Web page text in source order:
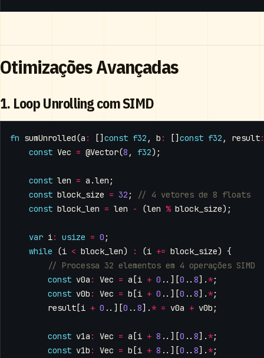
Otimizações Avançadas
1. Loop Unrolling com SIMD
fn sumUnrolled(a : [] const f32 , b : [] const f32 , result:
const Vec = @Vector(8 , f32);
const len = a .len ;
const block_size = 32 ;
const block_len = len - (len % block_size);
var i: usize = 0 ;
while
(i < block_len) : (i += block_size) {
const v0a : Vec = a [i + 0 ..][0 .. 8]. *;
const v0b : Vec = b [i + 0 ..][0 .. 8]. *;
result [i + 0 ..][0 .. 8]. * = v0a + v0b ;
const v1a : Vec = a [i + 8 ..][0 .. 8]. *;
const v1b : Vec = b [i + 8 ..][0 .. 8]. *;